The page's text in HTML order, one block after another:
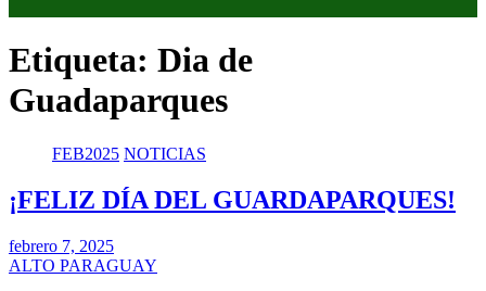
Etiqueta: Dia de
Guadaparques
FEB2025 NOTICIAS
¡FELIZ DÍA DEL GUARDAPARQUES!
febrero 7, 2025
ALTO PARAGUAY